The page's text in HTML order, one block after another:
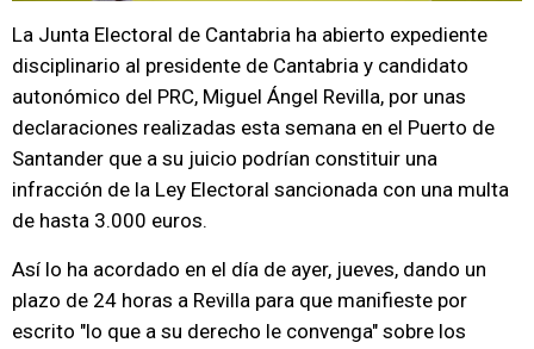
La Junta Electoral de Cantabria ha abierto expediente
disciplinario al presidente de Cantabria y candidato
autonómico del PRC, Miguel Ángel Revilla, por unas
declaraciones realizadas esta semana en el Puerto de
Santander que a su juicio podrían constituir una
infracción de la Ley Electoral sancionada con una multa
de hasta 3.000 euros.
Así lo ha acordado en el día de ayer, jueves, dando un
plazo de 24 horas a Revilla para que manifieste por
escrito "lo que a su derecho le convenga" sobre los